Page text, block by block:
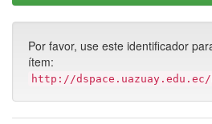
Por favor, use este identificador
ítem:
http://dspace.uazuay.edu.ec/